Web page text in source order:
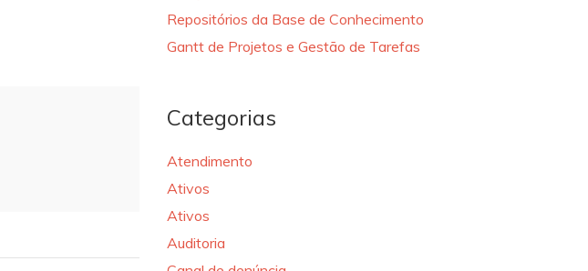
Repositórios da Base de Conhecimento
Gantt de Projetos e Gestão de Tarefas
Categorias
Atendimento
Ativos
Ativos
Auditoria